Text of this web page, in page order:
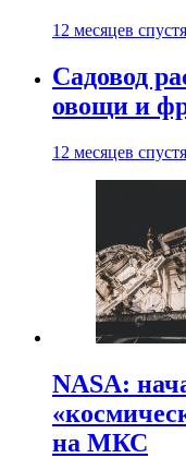
12 месяцев спустя
Садовод
овощи и
12 месяцев спустя
NASA:
на МКС